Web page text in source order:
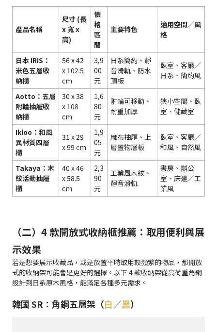
產品名稱
尺寸 (長
x 寬 x
高)
價
格
區
間
主要特色
適用空間／風
格
日本 IRIS：
米色五層收
納櫃
56 x 42
x 102.5
cm
3,9
00
元
日系簡約、靜
音滑軌、防水
頂板
臥室、客廳／
日系、簡約風
Aotto：五層
附輪抽屜收
納櫃
30 x 38
x 108
cm
1,6
80
元
附輪可移動、
耐重加厚
狹小空間、臥
室、儲藏室
Ikloo：和風
異材質四層
櫃
31 x 29
x 99 cm
1,9
05
元
麻布抽屜、上
層置物層板
臥室、客廳／
和風、自然風
Takaya：木
紋活動抽屜
櫃
40 x 46
x 58.5
cm
2,3
90
元
工業風木紋、
靜音滑軌
書房、辦公
室、床邊／工
業風
（二）4 款開放式收納櫃推薦：取用便利與展
示效果
若是想要展示收藏品，或是放置平時取用較頻繁的物品，那開放
式的收納架可能會是更好的選擇。以下 4 款收納架從高荷重角鋼
設計到日系原木風格，能滿足各種多元需求。
韓國 SR：角鋼五層架（白／黑）